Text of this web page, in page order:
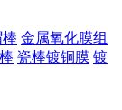
金属氧化膜组
瓷棒镀铜膜 镀